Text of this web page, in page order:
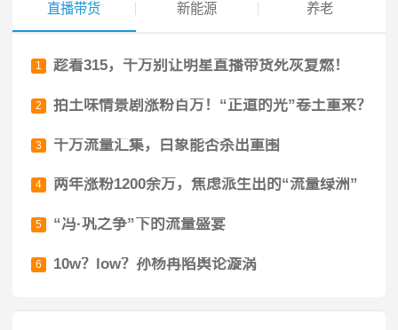
直播带货 新能源 养老
1 趁着315，千万别让明星直播带货死灰复燃！
2 拍土味情景剧涨粉百万！“正道的光”卷土重来？
3 千万流量汇集，白象能否杀出重围
4 两年涨粉1200余万，焦虑派生出的“流量绿洲”
5 “冯·巩之争”下的流量盛宴
6 10w？low？孙杨再陷舆论漩涡